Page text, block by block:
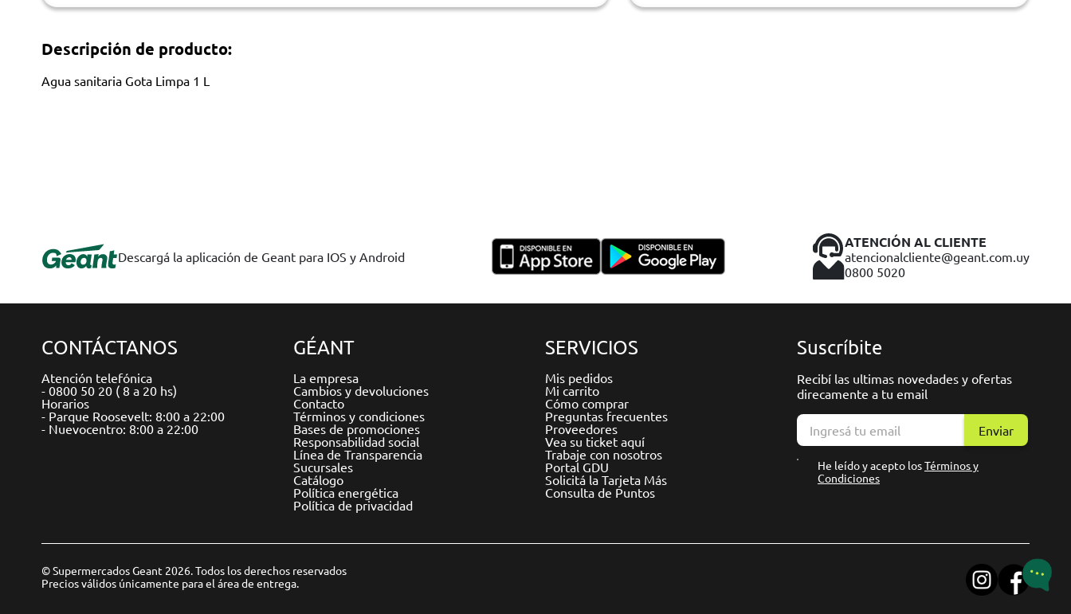
Descripción de producto:
Agua sanitaria Gota Limpa 1 L
Descargá la aplicación de Geant para IOS y Android
ATENCIÓN AL CLIENTE
atencionalcliente@geant.com.uy
0800 5020
CONTÁCTANOS
Atención telefónica
- 0800 50 20 ( 8 a 20 hs)
Horarios
- Parque Roosevelt: 8:00 a 22:00
- Nuevocentro: 8:00 a 22:00
GÉANT
La empresa
Cambios y devoluciones
Contacto
Términos y condiciones
Bases de promociones
Responsabilidad social
Línea de Transparencia
Sucursales
Catálogo
Política energética
Política de privacidad
SERVICIOS
Mis pedidos
Mi carrito
Cómo comprar
Preguntas frecuentes
Proveedores
Vea su ticket aquí
Trabaje con nosotros
Portal GDU
Solicitá la Tarjeta Más
Consulta de Puntos
Suscríbite
Recibí las ultimas novedades y ofertas
direcamente a tu email
Enviar
He leído y acepto losTérminos y
Condiciones
© Supermercados Geant 2026. Todos los derechos reservados
Precios válidos únicamente para el área de entrega.